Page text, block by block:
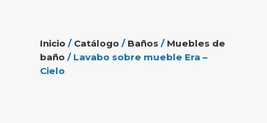
Inicio / Catálogo / Baños / Muebles de
baño / Lavabo sobre mueble Era –
Cielo